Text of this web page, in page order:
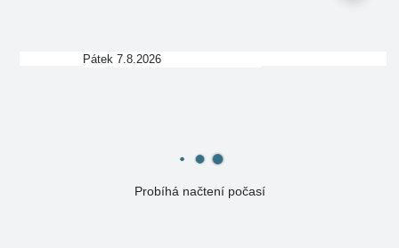
Probíhá načtení počasí
Pátek 7.8.2026